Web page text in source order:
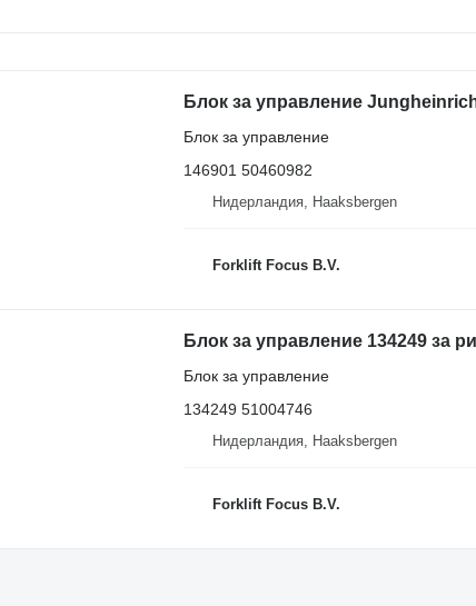
Блок за управление
Блок за управление
146901 50460982
Нидерландия, Haaksbergen
Forklift Focus B.V.
Блок за управление 134249 за
Блок за управление
134249 51004746
Нидерландия, Haaksbergen
Forklift Focus B.V.